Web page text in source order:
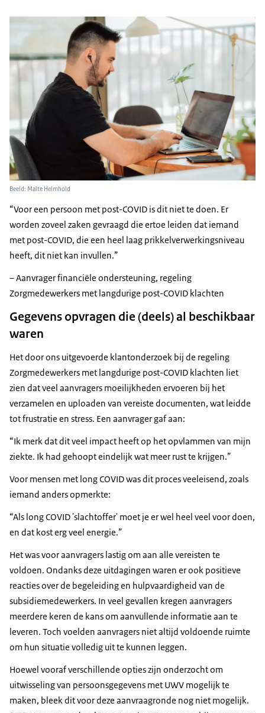
Beeld: Malte Helmhold
Voor een persoon met post-COVID is dit niet te doen. Er
worden zoveel zaken gevraagd die ertoe leiden dat iemand
met post-COVID, die een heel laag prikkelverwerkingsniveau
heeft, dit niet kan invullen.
– Aanvrager financiële ondersteuning, regeling
Zorgmedewerkers met langdurige post-COVID klachten
Gegevens opvragen die (deels) al beschikbaar
waren
Het door ons uitgevoerde klantonderzoek bij de regeling
Zorgmedewerkers met langdurige post-COVID klachten liet
zien dat veel aanvragers moeilijkheden ervoeren bij het
verzamelen en uploaden van vereiste documenten, wat leidde
tot frustratie en stress. Een aanvrager gaf aan:
Ik merk dat dit veel impact heeft op het opvlammen van mijn
ziekte. Ik had gehoopt eindelijk wat meer rust te krijgen.
Voor mensen met long COVID was dit proces veeleisend, zoals
iemand anders opmerkte:
Als long COVID 'slachtoffer' moet je er wel heel veel voor doen,
en dat kost erg veel energie.
Het was voor aanvragers lastig om aan alle vereisten te
voldoen. Ondanks deze uitdagingen waren er ook positieve
reacties over de begeleiding en hulpvaardigheid van de
subsidiemedewerkers. In veel gevallen kregen aanvragers
meerdere keren de kans om aanvullende informatie aan te
leveren. Toch voelden aanvragers niet altijd voldoende ruimte
om hun situatie volledig uit te kunnen leggen.
Hoewel vooraf verschillende opties zijn onderzocht om
uitwisseling van persoonsgegevens met UWV mogelijk te
maken, bleek dit voor deze aanvraagronde nog niet mogelijk.